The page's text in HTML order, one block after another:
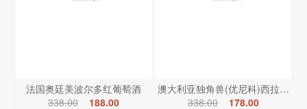
法国奥廷美波尔多红葡萄酒
338.00
188.00
澳大利亚独角兽(优尼科)西拉红葡
338.00
178.00